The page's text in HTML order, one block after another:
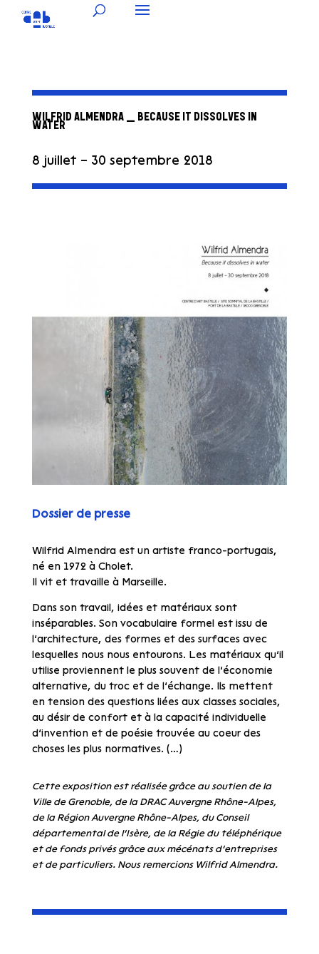
WILFRID ALMENDRA _ BECAUSE IT DISSOLVES IN
WATER
8 juillet – 30 septembre 2018
Dossier de presse
Wilfrid Almendra est un artiste franco-portugais,
né en 1972 à Cholet.
Il vit et travaille à Marseille.
Dans son travail, idées et matériaux sont
inséparables. Son vocabulaire formel est issu de
l’architecture, des formes et des surfaces avec
lesquelles nous nous entourons. Les matériaux qu’il
utilise proviennent le plus souvent de l’économie
alternative, du troc et de l’échange. Ils mettent
en tension des questions liées aux classes sociales,
au désir de confort et à la capacité individuelle
d’invention et de poésie trouvée au coeur des
choses les plus normatives. (…)
Cette exposition est réalisée grâce au soutien de la
Ville de Grenoble, de la DRAC Auvergne Rhône-Alpes,
de la Région Auvergne Rhône-Alpes, du Conseil
départemental de l’Isère, de la Régie du téléphérique
et de fonds privés grâce aux mécénats d’entreprises
et de particuliers. Nous remercions Wilfrid Almendra.